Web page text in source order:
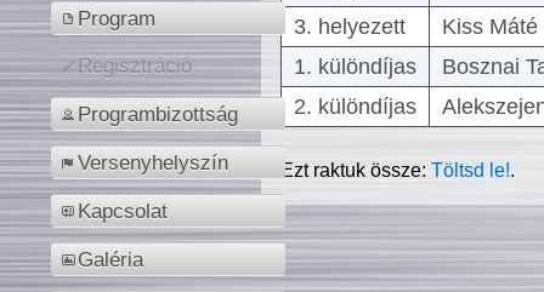
Program
Regisztráció
Programbizottság
Versenyhelyszín
Kapcsolat
Galéria
3. helyezett
Kiss
1. különdíjas
Bosznai
2. különdíjas
Ezt raktuk össze:Töltsd le!.